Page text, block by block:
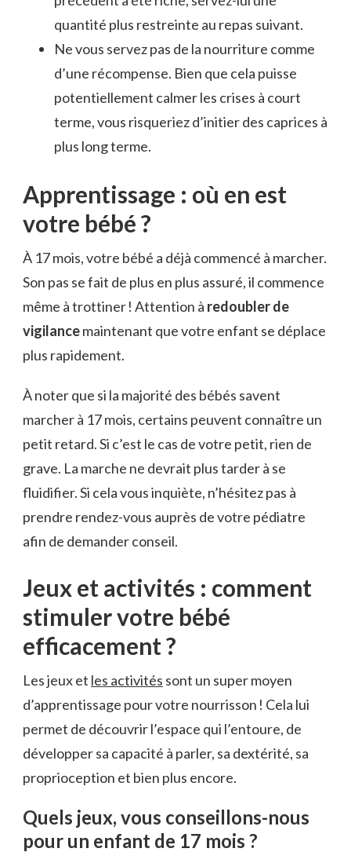
quantité plus restreinte au repas suivant.
Ne vous servez pas de la nourriture comme
d’une récompense. Bien que cela puisse
potentiellement calmer les crises à court
terme, vous risqueriez d’initier des caprices à
plus long terme.
Apprentissage : où en est
votre bébé ?
À 17 mois, votre bébé a déjà commencé à marcher.
Son pas se fait de plus en plus assuré, il commence
même à trottiner ! Attention à redoubler de
vigilancemaintenant que votre enfant se déplace
plus rapidement.
À noter que si la majorité des bébés savent
marcher à 17 mois, certains peuvent connaître un
petit retard. Si c’est le cas de votre petit, rien de
grave. La marche ne devrait plus tarder à se
fluidifier. Si cela vous inquiète, n’hésitez pas à
prendre rendez-vous auprès de votre pédiatre
afin de demander conseil.
Jeux et activités : comment
stimuler votre bébé
efficacement ?
Les jeux et les activités sont un super moyen
d’apprentissage pour votre nourrisson ! Cela lui
permet de découvrir l’espace qui l’entoure, de
développer sa capacité à parler, sa dextérité, sa
proprioception et bien plus encore.
Quels jeux, vous conseillons-nous
pour un enfant de 17 mois ?